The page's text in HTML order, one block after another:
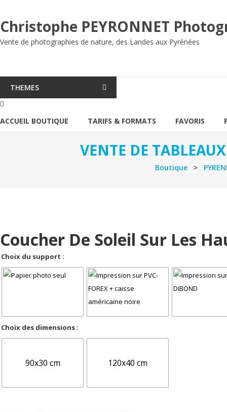
contenu
Christophe PEYRONNET
Vente de photographies de nature, des Landes aux Pyrénées
THEMES
ACCUEIL BOUTIQUE TARIFS & FORMATS FAVORIS
VENTE DE
Boutique >
Coucher De Soleil Sur Les
Choix du support :
Choix des dimensions :
90x30 cm 120x40 cm